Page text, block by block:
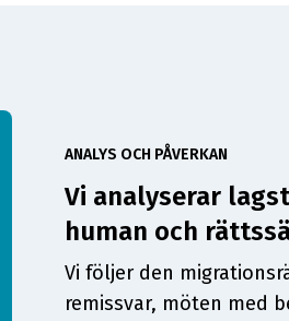
ANALYS OCH PÅVERKAN
Vi analyserar
human och
Vi följer den
remissvar, möten med